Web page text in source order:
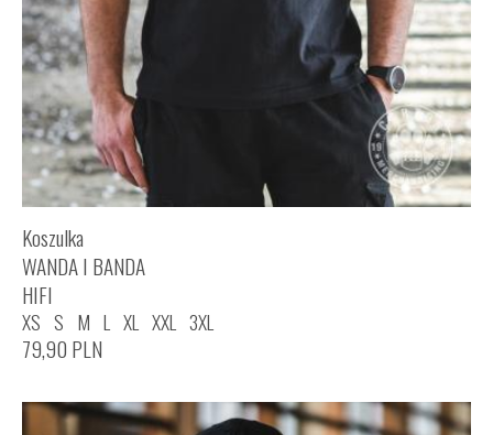
Koszulka
WANDA I BANDA
HIFI
XS S M L XL XXL 3XL
79,90 PLN